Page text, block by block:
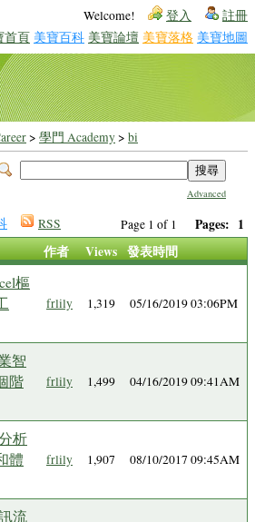
Welcome! 登入 註冊
首頁 美寶百科 美寶論壇 美寶落格 美寶地圖
> 學門 Academy> bi
Advanced
Page 1 of 1 Pages: 1
RSS
作者 Views 發表時間
樞
frlily 1,319 05/16/2019 03:06PM
智
階
frlily 1,499 04/16/2019 09:41AM
析
體
frlily 1,907 08/10/2017 09:45AM
流